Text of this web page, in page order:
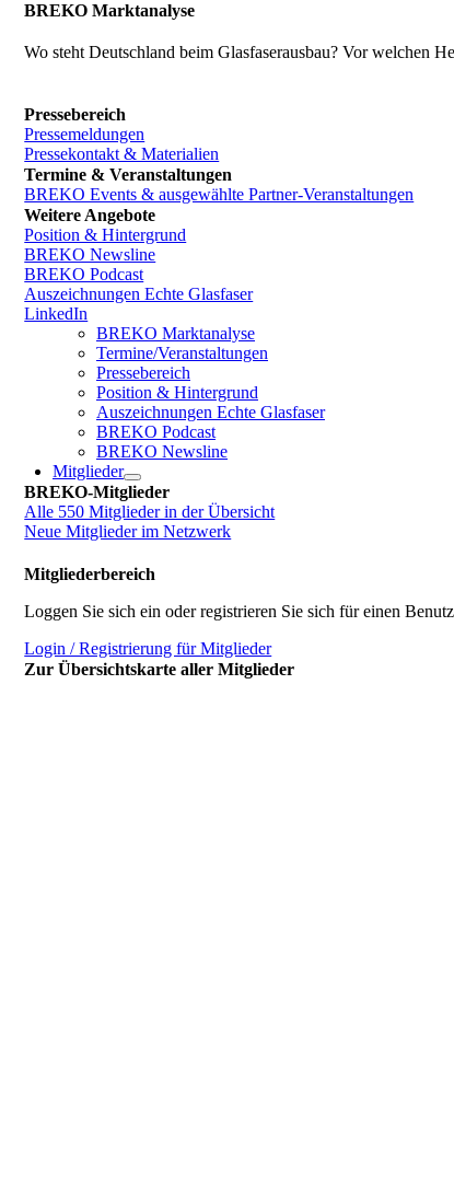
BREKO Marktanalyse
Wo steht Deutschland beim Glasfaserausbau? Vor welchen
Pressebereich
Pressemeldungen
Pressekontakt & Materialien
Termine & Veranstaltungen
BREKO Events & ausgewählte Partner-Veranstaltungen
Weitere Angebote
Position & Hintergrund
BREKO Newsline
BREKO Podcast
Auszeichnungen Echte Glasfaser
LinkedIn
BREKO Marktanalyse
Termine/Veranstaltungen
Pressebereich
Position & Hintergrund
Auszeichnungen Echte Glasfaser
BREKO Podcast
BREKO Newsline
Mitglieder
BREKO-Mitglieder
Alle 550 Mitglieder in der Übersicht
Neue Mitglieder im Netzwerk
Mitgliederbereich
Loggen Sie sich ein oder registrieren Sie sich für einen
Login / Registrierung für Mitglieder
Zur Übersichtskarte aller Mitglieder